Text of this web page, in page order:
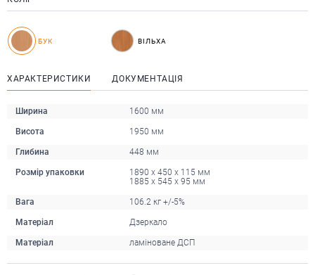
БУК ВІЛЬХА
ХАРАКТЕРИСТИКИ ДОКУМЕНТАЦІЯ
Ширина 1600 мм
Висота 1950 мм
Глибина 448 мм
Розмір упаковки
1890 x 450 x 115 мм
1885 x 545 x 95 мм
Вага 106.2 кг +/-5%
Матеріал Дзеркало
Матеріал ламіноване ДСП